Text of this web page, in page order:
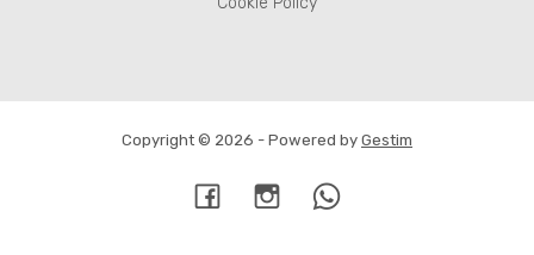
Copyright © 2026 - Powered by Gestim